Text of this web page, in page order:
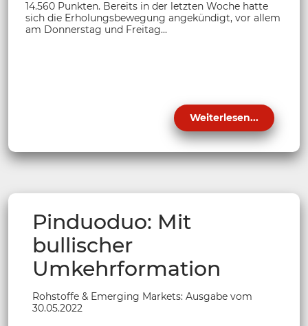
14.560 Punkten. Bereits in der letzten Woche hatte
sich die Erholungsbewegung angekündigt, vor allem
am Donnerstag und Freitag...
Weiterlesen...
Pinduoduo: Mit
bullischer
Umkehrformation
Rohstoffe & Emerging Markets: Ausgabe vom
30.05.2022